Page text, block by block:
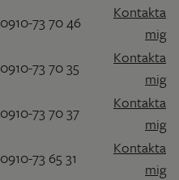
0910-73 70 46
Kontakta
mig
0910-73 70 35
Kontakta
mig
0910-73 70 37
Kontakta
mig
0910-73 65 31
Kontakta
mig